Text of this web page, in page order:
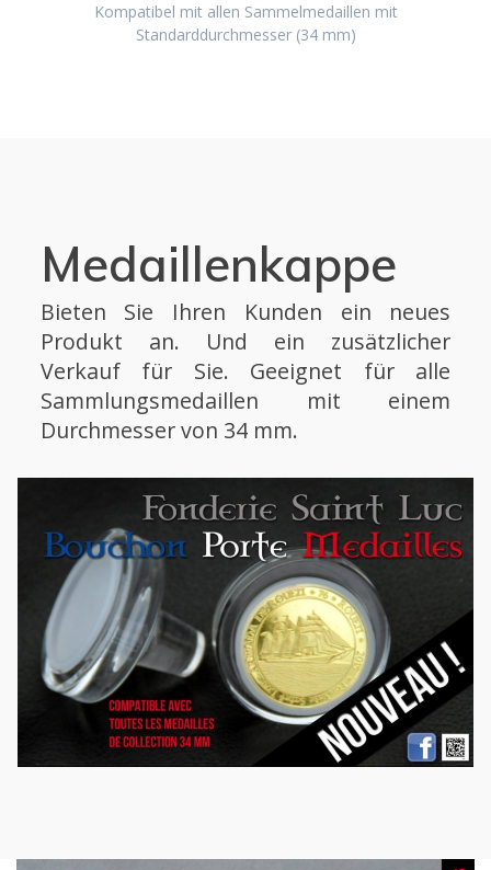
Kompatibel mit allen Sammelmedaillen mit
Standarddurchmesser (34 mm)
Medaillenkappe
Bieten Sie Ihren Kunden ein neues
Produkt an. Und ein zusätzlicher
Verkauf für Sie. Geeignet für alle
Sammlungsmedaillen mit einem
Durchmesser von 34 mm.